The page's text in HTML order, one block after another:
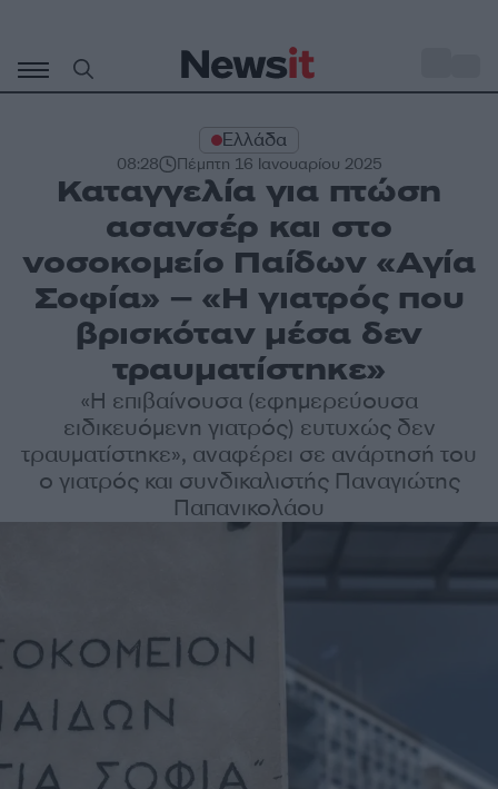
περιεχόμενο
Ελλάδα
08:28 Πέμπτη 16 Ιανουαρίου 2025
Καταγγελία για πτώση
ασανσέρ και στο
νοσοκομείο Παίδων «Αγία
Σοφία» – «Η γιατρός που
βρισκόταν μέσα δεν
τραυματίστηκε»
«Η επιβαίνουσα (εφημερεύουσα
ειδικευόμενη γιατρός) ευτυχώς δεν
τραυματίστηκε», αναφέρει σε ανάρτησή του
ο γιατρός και συνδικαλιστής Παναγιώτης
Παπανικολάου